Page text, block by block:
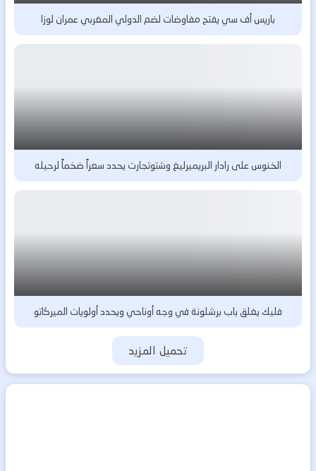
باريس أف سي يفتح مفاوضات لضم الدولي المغربي عمران لوزا
الخنوس على رادار البريميرليغ وشتوتجارت يحدد سعراً ضخماً لرحيله
فليك يغلق باب برشلونة في وجه أوناحي ويحدد أولويات الميركاتو
تحميل المزيد